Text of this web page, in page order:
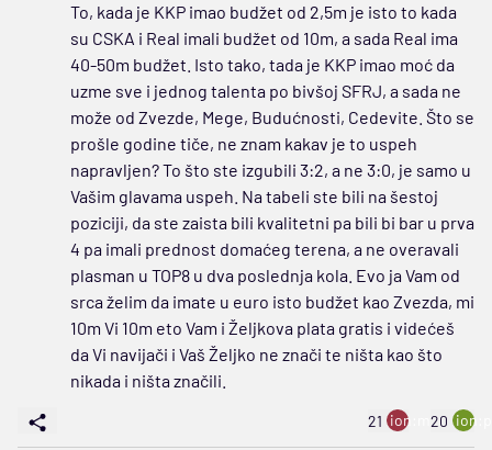
To, kada je KKP imao budžet od 2,5m je isto to kada
su CSKA i Real imali budžet od 10m, a sada Real ima
40-50m budžet. Isto tako, tada je KKP imao moć da
uzme sve i jednog talenta po bivšoj SFRJ, a sada ne
može od Zvezde, Mege, Budućnosti, Cedevite. Što se
prošle godine tiče, ne znam kakav je to uspeh
napravljen? To što ste izgubili 3:2, a ne 3:0, je samo u
Vašim glavama uspeh. Na tabeli ste bili na šestoj
poziciji, da ste zaista bili kvalitetni pa bili bi bar u prva
4 pa imali prednost domaćeg terena, a ne overavali
plasman u TOP8 u dva poslednja kola. Evo ja Vam od
srca želim da imate u euro isto budžet kao Zvezda, mi
10m Vi 10m eto Vam i Željkova plata gratis i videćeš
da Vi navijači i Vaš Željko ne znači te ništa kao što
nikada i ništa značili.
21 ion:minus
20